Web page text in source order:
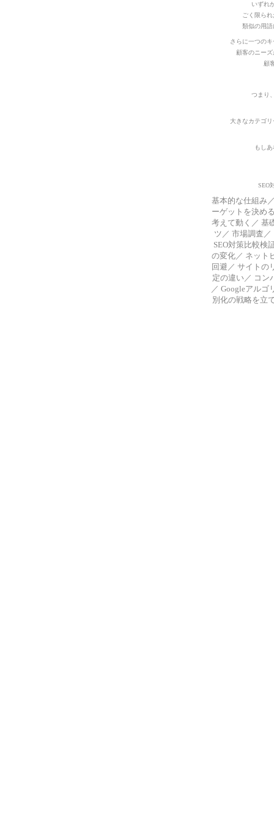
いずれ
ごく限ら
類似の用
さらに一つの
顧客のニー
顧
つまり
大きなカテゴ
もし
SEO
基本的な仕組み
ーゲットを決め
考えて動く ／ 基
ツ ／ 市場調査 ／
SEO対策比較検
の変化／ ネット
回避 ／ サイトの
定の違い ／ コン
／ Googleアルゴ
別化の戦略を立